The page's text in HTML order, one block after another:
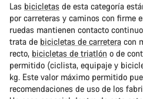
Las bicicletas de esta categoría
por carreteras y caminos con firme
ruedas mantienen contacto
trata de bicicletas de carretera con
recto, bicicletas de triatlón o de
permitido (ciclista, equipaje y
kg. Este valor máximo permitido
recomendaciones de uso de los